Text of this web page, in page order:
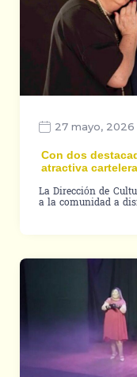
27 mayo, 2026
Con dos
atractiva
La Dirección de
a la comunidad a